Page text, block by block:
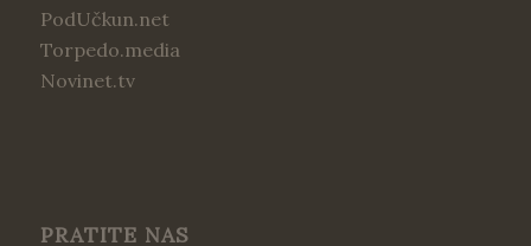
PodUčkun.net
Torpedo.media
Novinet.tv
PRATITE NAS